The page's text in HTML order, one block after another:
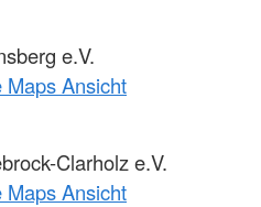
e.V.
Maps Ansicht
Clarholz e.V.
Maps Ansicht